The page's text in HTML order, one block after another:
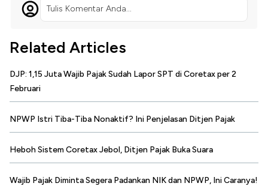
Tulis Komentar Anda...
Related Articles
DJP: 1,15 Juta Wajib Pajak Sudah Lapor SPT di Coretax per 2
Februari
NPWP Istri Tiba-Tiba Nonaktif? Ini Penjelasan Ditjen Pajak
Heboh Sistem Coretax Jebol, Ditjen Pajak Buka Suara
Wajib Pajak Diminta Segera Padankan NIK dan NPWP, Ini Caranya!